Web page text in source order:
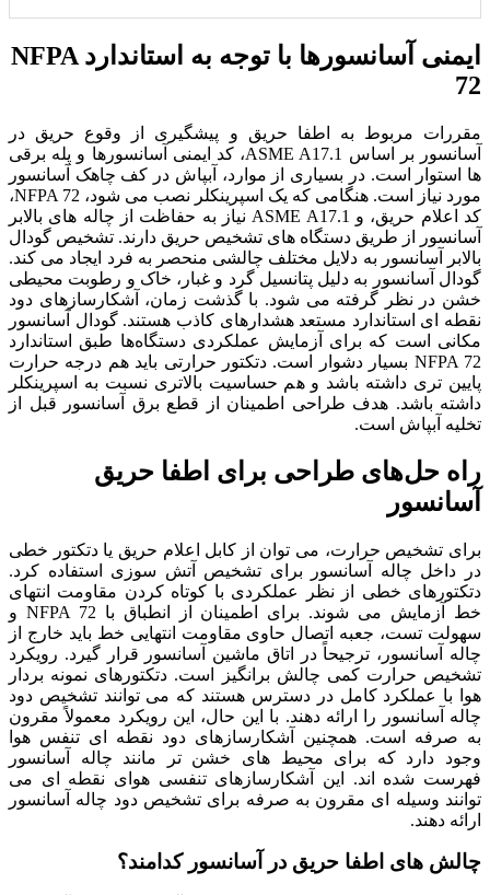
ایمنی آسانسورها با توجه به استاندارد NFPA
72
مقررات مربوط به اطفا حریق و پیشگیری از وقوع حریق در
آسانسور بر اساس ASME A17.1، کد ایمنی آسانسورها و پله برقی
ها استوار است. در بسیاری از موارد، آبپاش در کف چاهک آسانسور
مورد نیاز است. هنگامی که یک اسپرینکلر نصب می شود، NFPA 72،
کد اعلام حریق، و ASME A17.1 نیاز به حفاظت از چاله های بالابر
آسانسور از طریق دستگاه های تشخیص حریق دارند. تشخیص گودال
بالابر آسانسور به دلایل مختلف چالشی منحصر به فرد ایجاد می کند.
گودال آسانسور به دلیل پتانسیل گرد و غبار، خاک و رطوبت محیطی
خشن در نظر گرفته می شود. با گذشت زمان، آشکارسازهای دود
نقطه ای استاندارد مستعد هشدارهای کاذب هستند. گودال آسانسور
مکانی است که برای آزمایش عملکردی دستگاه‌ها طبق استاندارد
NFPA 72 بسیار دشوار است. دتکتور حرارتی باید هم درجه حرارت
پایین تری داشته باشد و هم حساسیت بالاتری نسبت به اسپرینکلر
داشته باشد. هدف طراحی اطمینان از قطع برق آسانسور قبل از
تخلیه آبپاش است.
راه حل‌های طراحی برای اطفا حریق
آسانسور
برای تشخیص حرارت، می توان از کابل اعلام حریق یا دتکتور خطی
در داخل چاله آسانسور برای تشخیص آتش سوزی استفاده کرد.
دتکتورهای خطی از نظر عملکردی با کوتاه کردن مقاومت انتهای
خط آزمایش می شوند. برای اطمینان از انطباق با NFPA 72 و
سهولت تست، جعبه اتصال حاوی مقاومت انتهایی خط باید خارج از
چاله آسانسور، ترجیحاً در اتاق ماشین آسانسور قرار گیرد. رویکرد
تشخیص حرارت کمی چالش برانگیز است. دتکتورهای نمونه بردار
هوا با عملکرد کامل در دسترس هستند که می توانند تشخیص دود
چاله آسانسور را ارائه دهند. با این حال، این رویکرد معمولاً مقرون
به صرفه است. همچنین آشکارسازهای دود نقطه ای تنفس هوا
وجود دارد که برای محیط های خشن تر مانند چاله آسانسور
فهرست شده اند. این آشکارسازهای تنفسی هوای نقطه ای می
توانند وسیله ای مقرون به صرفه برای تشخیص دود چاله آسانسور
ارائه دهند.
چالش های اطفا حریق در آسانسور کدامند؟